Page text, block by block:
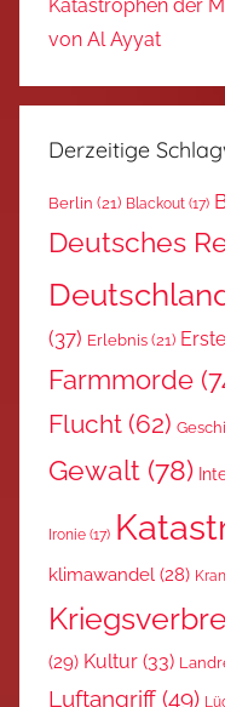
Katastrophen der
von Al Ayyat
Derzeitige
Berlin (21) Blackout (17)
Deutsches
(37) Erlebnis (21)
Farmmorde
Flucht (62)
Gewalt (78)
Ironie (17)
klimawandel (28)
(29) Kultur (33)
Luftangriff (49)